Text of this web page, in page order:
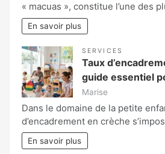
« macuas », constitue l’une des
En savoir plus
SERVICES
Taux
guide essentiel
Marise
Dans le domaine de la petite
d’encadrement en crèche
En savoir plus